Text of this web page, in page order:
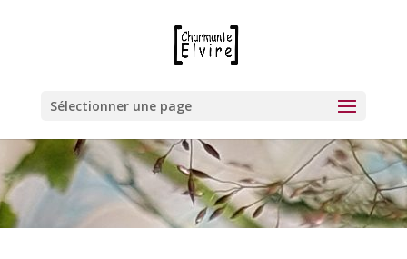
Sélectionner une page